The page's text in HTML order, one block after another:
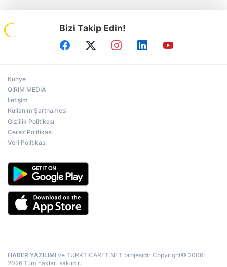
Bizi Takip Edin!
Künye
QIRIM MEDİA
İletişim
Kullanım Şartnamesi
Gizlilik Politikası
Çerez Politikası
Veri Politikası
HABER YAZILIMI ve TURKTICARET.NET projesidir Copyright© 2006-
2026 Tüm hakları saklıdır.